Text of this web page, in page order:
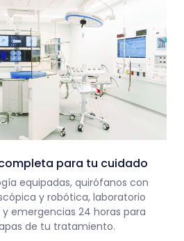
para tu cuidado
equipadas, quirófanos con
y robótica, laboratorio
y emergencias 24 horas para
de tu tratamiento.